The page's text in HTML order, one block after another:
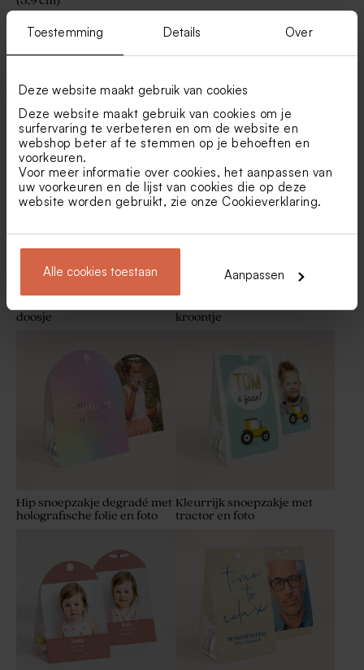
Toestemming Details Over
Deze website maakt gebruik van cookies
Deze website maakt gebruik van cookies om je
surfervaring te verbeteren en om de website en
webshop beter af te stemmen op je behoeften en
voorkeuren.
Voor meer informatie over cookies, het aanpassen van
uw voorkeuren en de lijst van cookies die op deze
website worden gebruikt, zie onze Cookieverklaring.
Alle cookies toestaan Aanpassen
Ronde naamsticker met beer
(5,9 cm)
Ronde sticker met houten
planken en namen (5,9cm)
takjes (5,9cm)
cm)
Vind je misschien ook leuk
doosje
kroontje
Hip snoepzakje degradé met
holografische folie en foto
Kleurrijk snoepzakje met
tractor en foto